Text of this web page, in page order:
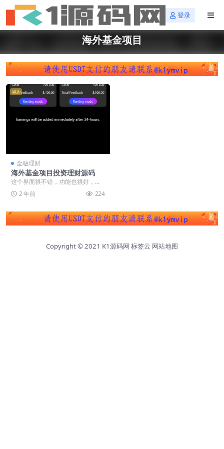
登录
海外基金项目
VIP
金融理财
海外基金项目投资理财源码
这个界面很不错，功能也很好，但
是后台貌似被隐藏了一些设置，其
它你们自行研究！
2 年前 224
Copyright © 2021 K1源码网 标签云 网站地图